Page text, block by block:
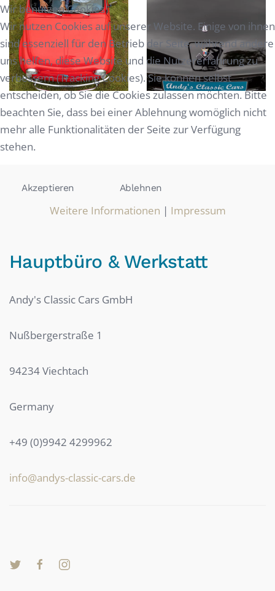
Hauptbüro & Werkstatt
Andy's Classic Cars GmbH
Nußbergerstraße 1
94234 Viechtach
Germany
+49 (0)9942 4299962
info@andys-classic-cars.de
Wir benutzen Cookies
Wir nutzen Cookies auf unserer Website. Einige von ihnen
sind essenziell für den Betrieb der Seite, während andere
uns helfen, diese Website und die Nutzererfahrung zu
verbessern (Tracking Cookies). Sie können selbst
entscheiden, ob Sie die Cookies zulassen möchten. Bitte
beachten Sie, dass bei einer Ablehnung womöglich nicht
mehr alle Funktionalitäten der Seite zur Verfügung
stehen.
Akzeptieren Ablehnen
Weitere Informationen | Impressum